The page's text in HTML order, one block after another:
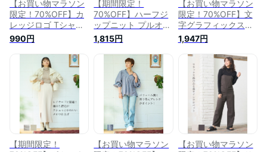
【お買い物マラソン
限定！70%OFF】カ
レッジロゴ Tシャツ
半袖 ロゴT トップス
カットソー プルオー
バー レディース オ
ーバーサイズ ゆった
り おしゃれ オシャ
レ かわいい 可愛い
きれいめ グリーン
ブルー ブラック マ
スタード 大人カジュ
アル 秋冬 ODORATA
オドラタ
990円
【期間限定！
70%OFF】ハーフジ
ップニット プルオー
バー セーター ハイ
ネック タートルネッ
ク おしゃれ かわい
い ゆったり 体型カ
バー カジュアル レ
イヤード レディース
プルオーバー ベージ
ュ ブラック フリー
サイズ 大人カジュア
ル ODORATA オドラ
タ
1,815円
【お買い物マラソン
限定！70%OFF】文
字グラフィックスウ
ェット トレーナー
スウェット ショート
丈 レディース 綿
100％ 長袖 おしゃれ
オシャレ かわいい
可愛い きれいめ カ
ジュアル 裏毛 ホワ
イト ブラック パー
プル 大人カジュアル
ODORATA オドラタ
1,947円
【期間限定！
【お買い物マラソン
【お買い物マラソン